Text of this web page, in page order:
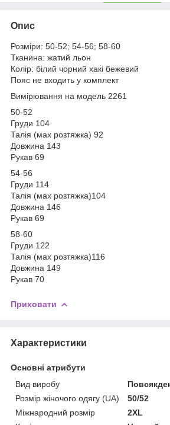
Опис
Розміри: 50-52; 54-56; 58-60
Тканина: жатий льон
Колір: білий чорний хакі бежевий
Пояс не входить у комплект
Вимірювання на модель 2261
50-52
Груди 104
Талія (мах розтяжка) 92
Довжина 143
Рукав 69
54-56
Груди 114
Талія (мах розтяжка)104
Довжина 146
Рукав 69
58-60
Груди 122
Талія (мах розтяжка)116
Довжина 149
Рукав 70
Приховати
Характеристики
Основні атрибути
Вид виробу
Розмір жіночого одягу (UA)
50/52
Міжнародний розмір
2XL